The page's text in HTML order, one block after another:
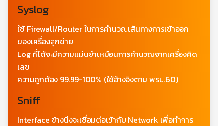
Syslog
ใช้ Firewall/Router ในการคำนวณเส้นทางการเข้าออก
ของเครื่องลูกข่าย
Log ที่ได้จะมีความแม่นยำเหมือนการคำนวณจากเครื่องคิด
เลข
ความถูกต้อง 99.99-100% (ใช้อ้างอิงตาม พรบ.60)
Sniff
Interface ข้างนึงจะเชื่อมต่อเข้ากับ Network เพื่อทำการ